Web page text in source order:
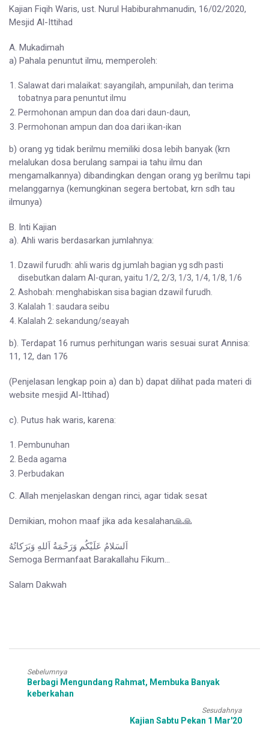
Kajian Fiqih Waris, ust. Nurul Habiburahmanudin, 16/02/2020,
Mesjid Al-Ittihad
A. Mukadimah
a) Pahala penuntut ilmu, memperoleh:
Salawat dari malaikat: sayangilah, ampunilah, dan terima
tobatnya para penuntut ilmu
Permohonan ampun dan doa dari daun-daun,
Permohonan ampun dan doa dari ikan-ikan
b) orang yg tidak berilmu memiliki dosa lebih banyak (krn
melalukan dosa berulang sampai ia tahu ilmu dan
mengamalkannya) dibandingkan dengan orang yg berilmu tapi
melanggarnya (kemungkinan segera bertobat, krn sdh tau
ilmunya)
B. Inti Kajian
a). Ahli waris berdasarkan jumlahnya:
Dzawil furudh: ahli waris dg jumlah bagian yg sdh pasti
disebutkan dalam Al-quran, yaitu 1/2, 2/3, 1/3, 1/4, 1/8, 1/6
Ashobah: menghabiskan sisa bagian dzawil furudh.
Kalalah 1: saudara seibu
Kalalah 2: sekandung/seayah
b). Terdapat 16 rumus perhitungan waris sesuai surat Annisa:
11, 12, dan 176
(Penjelasan lengkap poin a) dan b) dapat dilihat pada materi di
website mesjid Al-Ittihad)
c). Putus hak waris, karena:
Pembunuhan
Beda agama
Perbudakan
C. Allah menjelaskan dengan rinci, agar tidak sesat
Demikian, mohon maaf jika ada kesalahan🙏🙏
اَلسَلامُ عَلَيْكُم وَرَحْمَةُ اَللهِ وَبَرَكاتُهُ
Semoga Bermanfaat Barakallahu Fikum…
Salam Dakwah
Sebelumnya
Berbagi Mengundang Rahmat, Membuka Banyak
keberkahan
Sesudahnya
Kajian Sabtu Pekan 1 Mar'20